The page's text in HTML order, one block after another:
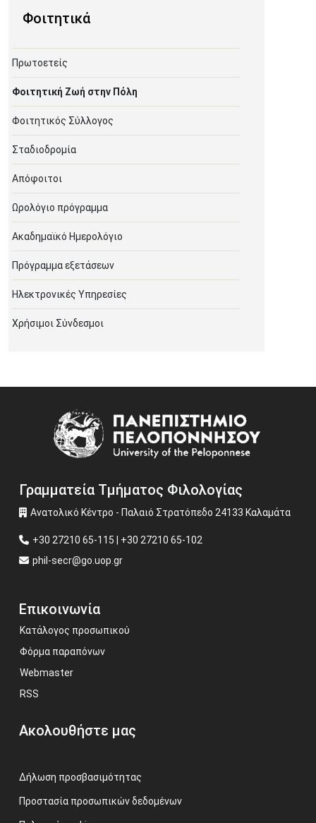
Φοιτητικά
Πρωτοετείς
Φοιτητική Ζωή στην Πόλη
Φοιτητικός Σύλλογος
Σταδιοδρομία
Απόφοιτοι
Ωρολόγιο πρόγραμμα
Ακαδημαϊκό Ημερολόγιο
Πρόγραμμα εξετάσεων
Ηλεκτρονικές Υπηρεσίες
Χρήσιμοι Σύνδεσμοι
Γραμματεία Τμήματος Φιλολογίας
Ανατολικό Κέντρο - Παλαιό Στρατόπεδο 24133 Καλαμάτα
+30 27210 65-115 | +30 27210 65-102
phil-secr@go.uop.gr
Επικοινωνία
Κατάλογος προσωπικού
Φόρμα παραπόνων
Webmaster
RSS
Ακολουθήστε μας
Δήλωση προσβασιμότητας
Προστασία προσωπικών δεδομένων